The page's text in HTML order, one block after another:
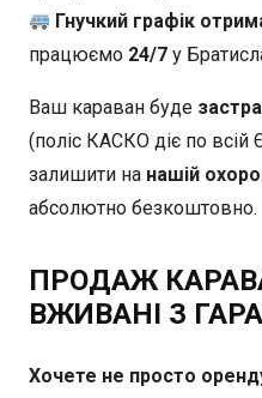
Гнучкий графік
працюємо 24/7 у
Ваш караван буде
(поліс КАСКО діє по
залишити на нашій
абсолютно безкоштовно.
ПРОДАЖ
ВЖИВАНІ З
Хочете не просто